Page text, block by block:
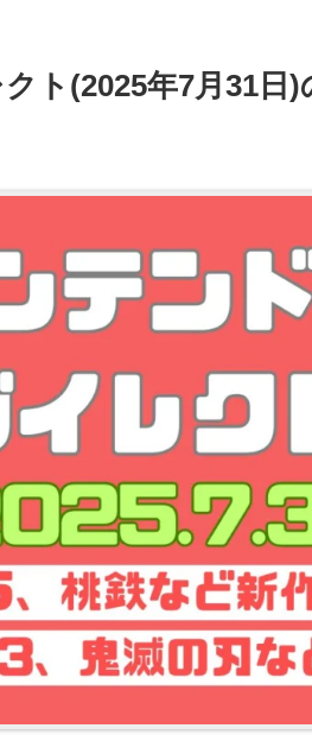
ト(2025年7月31日